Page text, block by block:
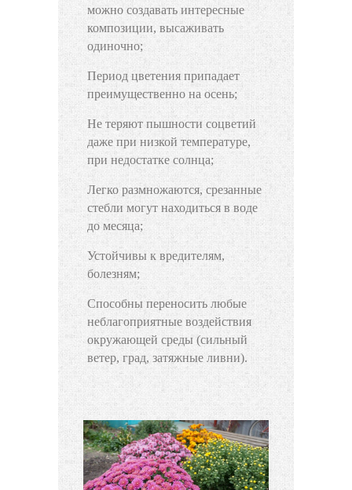
можно создавать интересные
композиции, высаживать
одиночно;
Период цветения припадает
преимущественно на осень;
Не теряют пышности соцветий
даже при низкой температуре,
при недостатке солнца;
Легко размножаются, срезанные
стебли могут находиться в воде
до месяца;
Устойчивы к вредителям,
болезням;
Способны переносить любые
неблагоприятные воздействия
окружающей среды (сильный
ветер, град, затяжные ливни).